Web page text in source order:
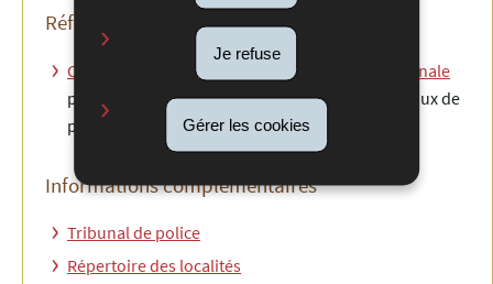
Je refuse
Gérer les cookies
Références légales
Compétences des justices de paix en matière pénale
portant extension de la compétence des tribunaux de
police en matière répressive
Informations complémentaires
Tribunal de police
Répertoire des localités